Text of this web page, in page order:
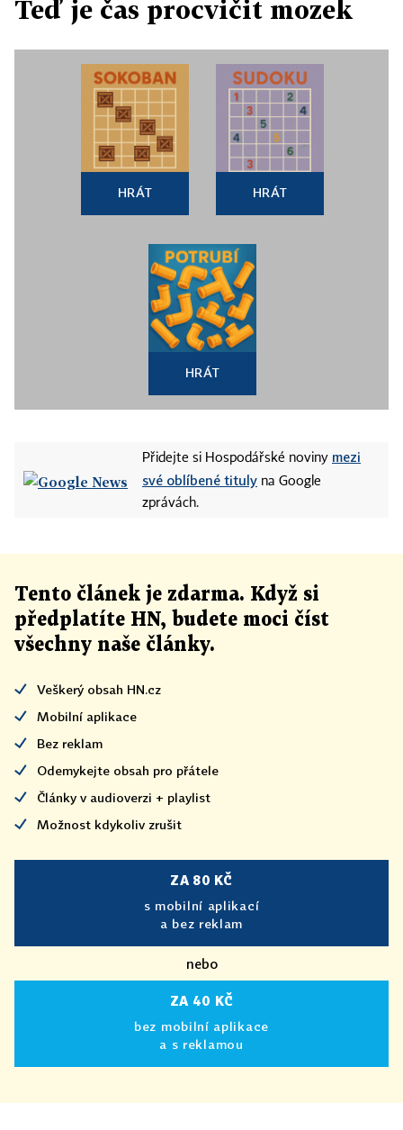
Teď je čas procvičit mozek
HRÁT HRÁT
HRÁT
Přidejte si Hospodářské noviny mezi
své oblíbené tituly na Google
zprávách.
Tento článek je zdarma. Když si
předplatíte HN, budete moci číst
všechny naše články.
Veškerý obsah HN.cz
Mobilní aplikace
Bez reklam
Odemykejte obsah pro přátele
Články v audioverzi + playlist
Možnost kdykoliv zrušit
ZA 80 KČ
s mobilní aplikací
a bez reklam
nebo
ZA 40 KČ
bez mobilní aplikace
a s reklamou